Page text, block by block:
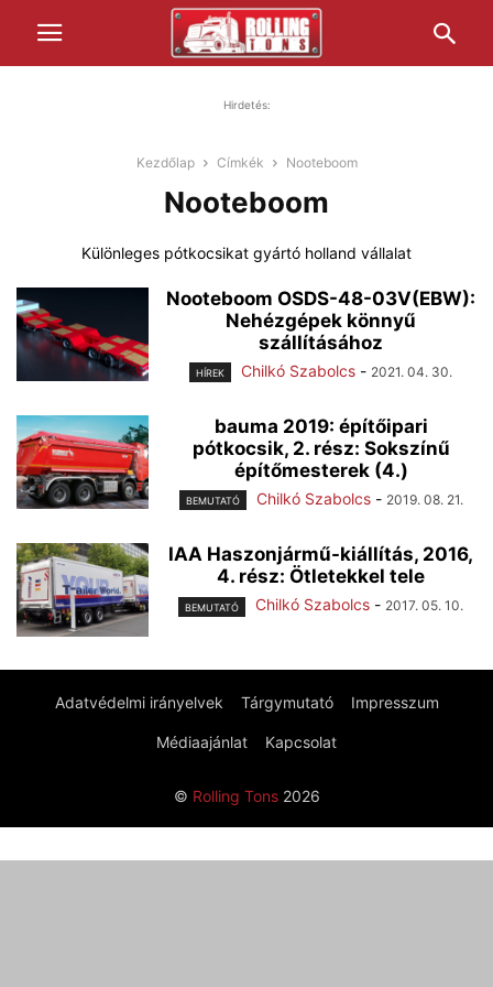
Hirdetés:
Kezdőlap Címkék Nooteboom
Nooteboom
Különleges pótkocsikat gyártó holland vállalat
Nooteboom OSDS-48-03V(EBW):
Nehézgépek könnyű
szállításához
HÍREK Chilkó Szabolcs - 2021. 04. 30.
bauma 2019: építőipari
pótkocsik, 2. rész: Sokszínű
építőmesterek (4.)
BEMUTATÓ Chilkó Szabolcs - 2019. 08. 21.
IAA Haszonjármű-kiállítás, 2016,
4. rész: Ötletekkel tele
BEMUTATÓ Chilkó Szabolcs - 2017. 05. 10.
Adatvédelmi irányelvek Tárgymutató Impresszum
Médiaajánlat Kapcsolat
© Rolling Tons2026